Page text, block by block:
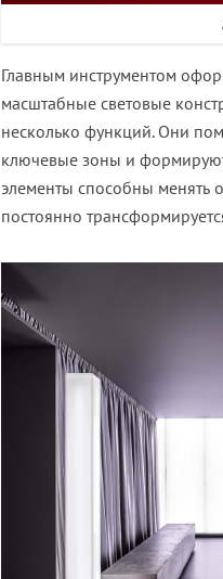
Главным инструментом
масштабные световые
несколько функций. Они
ключевые зоны и
элементы способны менять
постоянно